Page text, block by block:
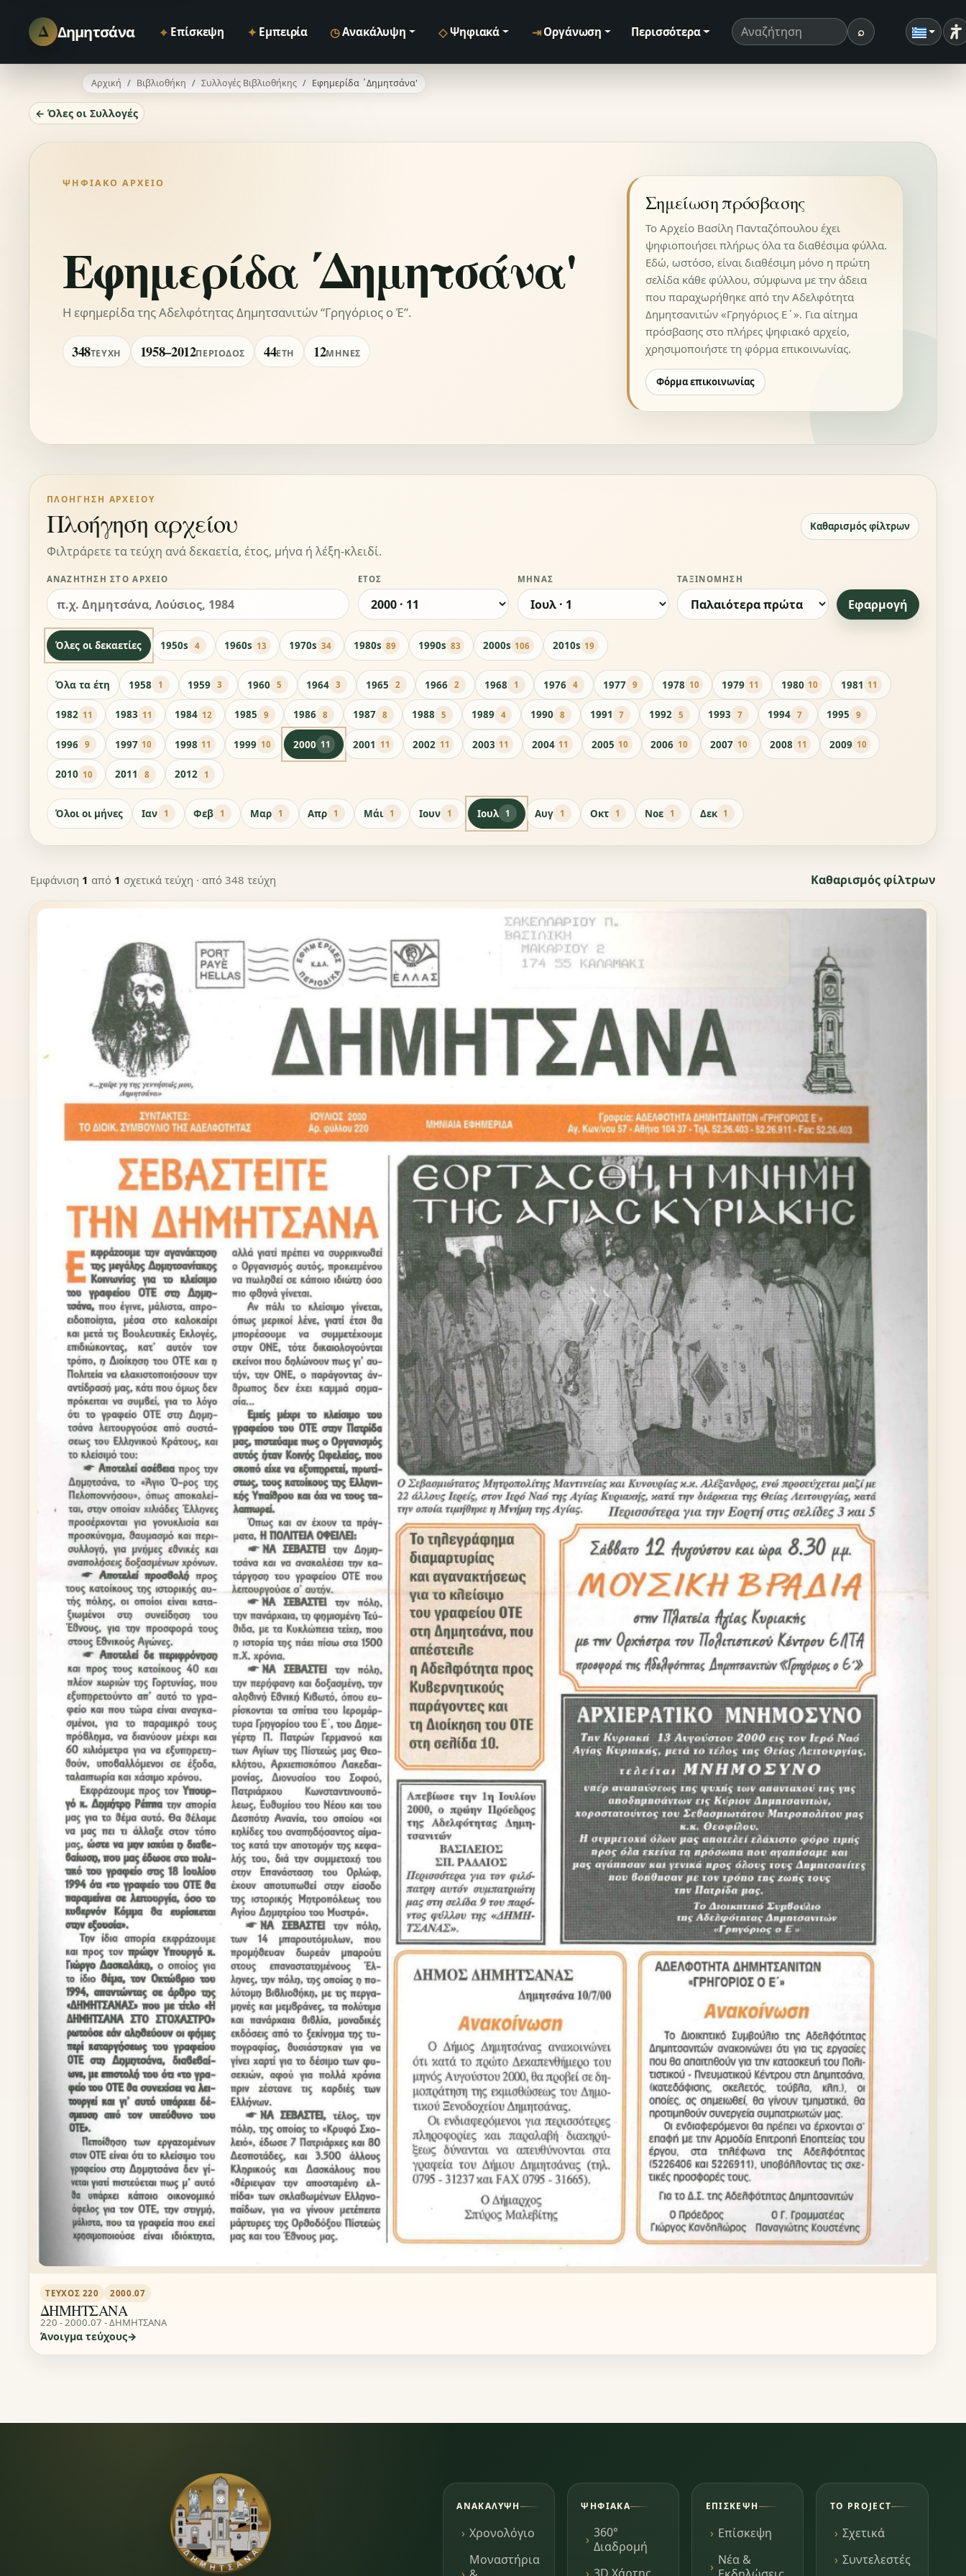
Δ Δημητσάνα ⌖ Επίσκεψη ✦ Εμπειρία ◷Ανακάλυψη ◇ Ψηφιακά ⇥ Οργάνωση Περισσότερα Όρος αναζήτησης ⌕Αναζήτηση
Αρχική Βιβλιοθήκη Συλλογές Βιβλιοθήκης Εφημερίδα ΄Δημητσάνα'
← Όλες οι Συλλογές
ΨΗΦΙΑΚΌ ΑΡΧΕΊΟ
Εφημερίδα ΄Δημητσάνα'
Η εφημερίδα της Αδελφότητας Δημητσανιτών “Γρηγόριος ο Έ”.
348ΤΕΎΧΗ 1958–2012ΠΕΡΊΟΔΟΣ 44ΈΤΗ 12ΜΉΝΕΣ
Σημείωση πρόσβασης
Το Αρχείο Βασίλη Πανταζόπουλου έχει
ψηφιοποιήσει πλήρως όλα τα διαθέσιμα φύλλα.
Εδώ, ωστόσο, είναι διαθέσιμη μόνο η πρώτη
σελίδα κάθε φύλλου, σύμφωνα με την άδεια
που παραχωρήθηκε από την Αδελφότητα
Δημητσανιτών «Γρηγόριος Ε΄». Για αίτημα
πρόσβασης στο πλήρες ψηφιακό αρχείο,
χρησιμοποιήστε τη φόρμα επικοινωνίας.
Φόρμα επικοινωνίας
ΠΛΟΉΓΗΣΗ ΑΡΧΕΊΟΥ
Πλοήγηση αρχείου
Φιλτράρετε τα τεύχη ανά δεκαετία, έτος, μήνα ή λέξη-κλειδί.
Καθαρισμός φίλτρων
ΑΝΑΖΉΤΗΣΗ ΣΤΟ ΑΡΧΕΊΟ ΈΤΟΣ ΜΉΝΑΣ ΤΑΞΙΝΌΜΗΣΗ
Εφαρμογή
Όλες οι δεκαετίες 1950s 4 1960s 13 1970s 34 1980s 89 1990s 83 2000s 106 2010s 19
Όλα τα έτη 1958 1 1959 3 1960 5 1964 3 1965 2 1966 2 1968 1 1976 4 1977 9 1978 10 1979 11 1980 10 1981 11
1982 11 1983 11 1984 12 1985 9 1986 8 1987 8 1988 5 1989 4 1990 8 1991 7 1992 5 1993 7 1994 7 1995 9
1996 9 1997 10 1998 11 1999 10 2000 11 2001 11 2002 11 2003 11 2004 11 2005 10 2006 10 2007 10 2008 11 2009 10
2010 10 2011 8 2012 1
Όλοι οι μήνες Ιαν 1 Φεβ 1 Μαρ 1 Απρ 1 Μάι 1 Ιουν 1 Ιουλ 1 Αυγ 1 Οκτ 1 Νοε 1 Δεκ 1
Εμφάνιση 1 από 1 σχετικά τεύχη · από 348 τεύχη Καθαρισμός φίλτρων
ΤΕΎΧΟΣ 220 2000.07
ΔΗΜΗΤΣΑΝΑ
220 - 2000.07 - ΔΗΜΗΤΣΑΝΑ
Άνοιγμα τεύχους
ΑΝΑΚΆΛΥΨΗ
Χρονολόγιο
Μοναστήρια
ΨΗΦΙΑΚΆ
360°
Διαδρομή
ΕΠΊΣΚΕΨΗ
Επίσκεψη
Νέα &
ΤΟ PROJECT
Σχετικά
Συντελεστές